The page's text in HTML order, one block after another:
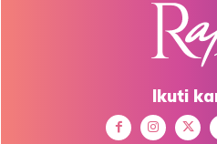
Ini antara krim
Ikuti